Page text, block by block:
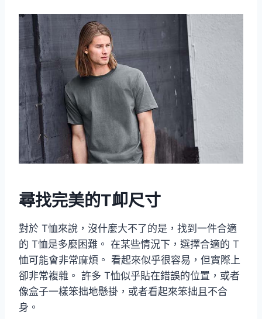
尋找完美的T卹尺寸
對於 T恤來說，沒什麼大不了的是，找到一件合適
的 T恤是多麼困難。 在某些情況下，選擇合適的 T
恤可能會非常麻煩。 看起來似乎很容易，但實際上
卻非常複雜。 許多 T恤似乎貼在錯誤的位置，或者
像盒子一樣笨拙地懸掛，或者看起來笨拙且不合
身。